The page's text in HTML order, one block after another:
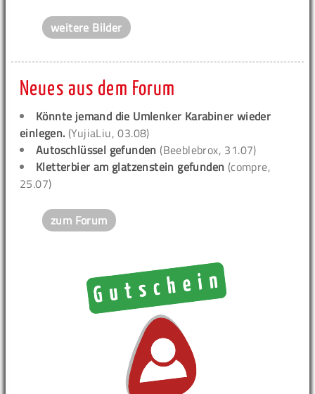
weitere Bilder
Neues aus dem Forum
Könnte jemand die Umlenker Karabiner wieder
einlegen. (YujiaLiu, 03.08)
Autoschlüssel gefunden (Beeblebrox, 31.07)
Kletterbier am glatzenstein gefunden (compre,
25.07)
zum Forum